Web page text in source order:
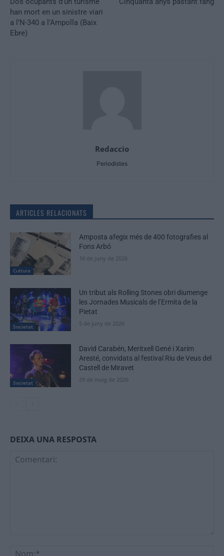
han mort en un sinistre viari
a l’N-340 a l’Ampolla (Baix
Ebre)
Redaccio
Periodistes
ARTICLES RELACIONATS
Cultura
Amposta afegix més de 400 fotografies al
Fons Arbó
16 de juny de 2026
Societat
Un tribut als Rolling Stones obri diumenge
les Jornades Musicals de l’Ermita de la
Pietat
5 de juny de 2026
Societat
David Carabén, Meritxell Gené i Xarim
Aresté, convidats al festival Riu de Veus del
Castell de Miravet
29 de maig de 2026
DEIXA UNA RESPOSTA